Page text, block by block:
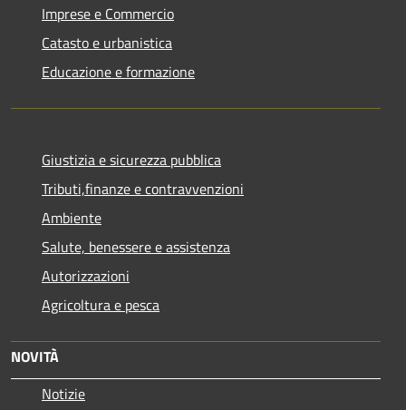
Imprese e Commercio
Catasto e urbanistica
Educazione e formazione
Giustizia e sicurezza pubblica
Tributi,finanze e contravvenzioni
Ambiente
Salute, benessere e assistenza
Autorizzazioni
Agricoltura e pesca
NOVITÀ
Notizie